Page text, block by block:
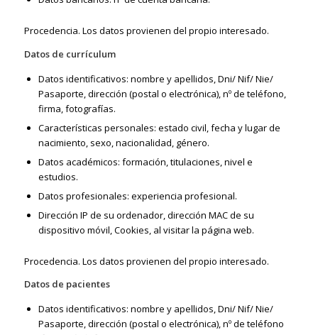
Procedencia. Los datos provienen del propio interesado.
Datos de currículum
Datos identificativos: nombre y apellidos, Dni/ Nif/ Nie/
Pasaporte, dirección (postal o electrónica), nº de teléfono,
firma, fotografías.
Características personales: estado civil, fecha y lugar de
nacimiento, sexo, nacionalidad, género.
Datos académicos: formación, titulaciones, nivel e
estudios.
Datos profesionales: experiencia profesional.
Dirección IP de su ordenador, dirección MAC de su
dispositivo móvil, Cookies, al visitar la página web.
Procedencia. Los datos provienen del propio interesado.
Datos de pacientes
Datos identificativos: nombre y apellidos, Dni/ Nif/ Nie/
Pasaporte, dirección (postal o electrónica), nº de teléfono